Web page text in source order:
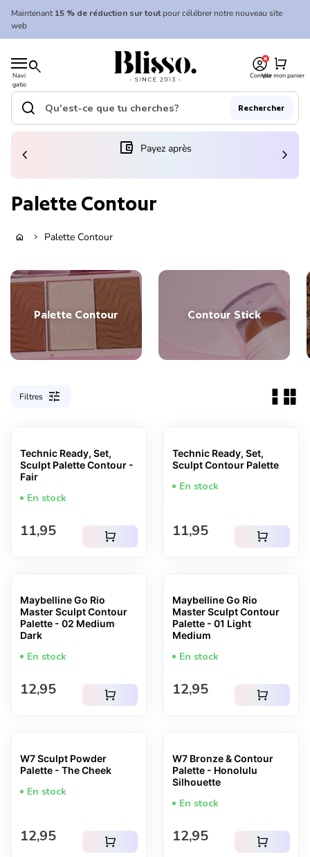
Skip to content
Maintenant15 % de réduction sur toutpour célébrer notre nouveau site
web
Navi
gatio
n
mobil
search
Accueil
CompteVoir mon panier
shopping_cart
Accueil
Recherche"
search Rechercher
(le lien s'ouvre dans un nouvel onglet/fenêtre)
account_balance_wallet Payez après
chevron_left chevron_right
Palette Contour
home chevron_right Palette Contour
Palette Contour Contour Stick
Filtres tune
Technic Ready, Set,
Sculpt Palette Contour -
Fair
En stock
Prix normal
11,95 shopping_cart
Technic Ready, Set,
Sculpt Contour Palette
En stock
Prix normal
11,95 shopping_cart
Maybelline Go Rio
Master Sculpt Contour
Palette - 02 Medium
Dark
En stock
Prix normal
12,95 shopping_cart
Maybelline Go Rio
Master Sculpt Contour
Palette - 01 Light
Medium
En stock
Prix normal
12,95 shopping_cart
W7 Sculpt Powder
Palette - The Cheek
En stock
Prix normal
12,95 shopping_cart
W7 Bronze & Contour
Palette - Honolulu
Silhouette
En stock
Prix normal
12,95 shopping_cart